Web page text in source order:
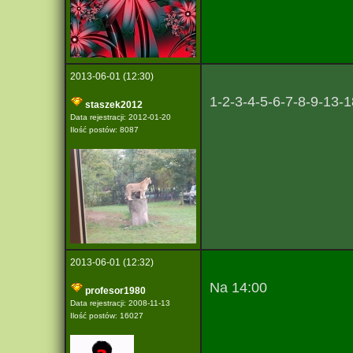
2013-06-01 (12:30)
staszek2012
Data rejestracji: 2012-01-20
Ilość postów: 8087
1-2-3-4-5-6-7-8-9-13-
2013-06-01 (12:32)
profesor1980
Data rejestracji: 2008-11-13
Ilość postów: 16027
Na 14:00